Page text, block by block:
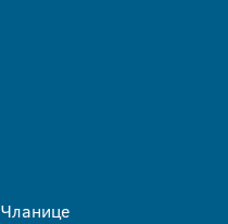
Чланице